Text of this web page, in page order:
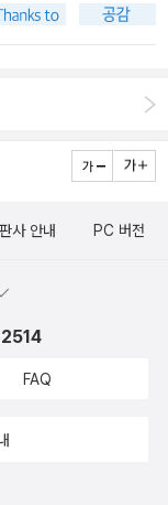
사 안내 PC 버전
FAQ